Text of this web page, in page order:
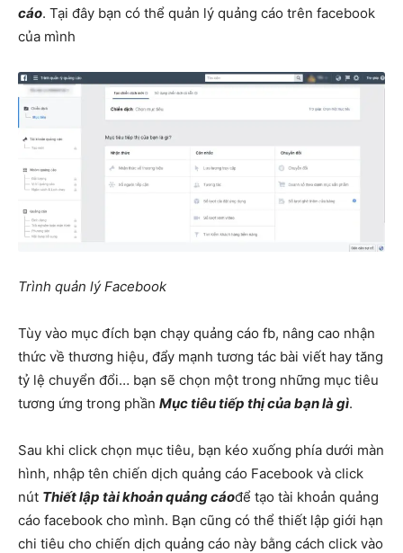
cáo. Tại đây bạn có thể quản lý quảng cáo trên facebook
của mình
Trình quản lý Facebook
Tùy vào mục đích bạn chạy quảng cáo fb, nâng cao nhận
thức về thương hiệu, đẩy mạnh tương tác bài viết hay tăng
tỷ lệ chuyển đổi… bạn sẽ chọn một trong những mục tiêu
tương ứng trong phần Mục tiêu tiếp thị của bạn là gì.
Sau khi click chọn mục tiêu, bạn kéo xuống phía dưới màn
hình, nhập tên chiến dịch quảng cáo Facebook và click
nút Thiết lập tài khoản quảng cáođể tạo tài khoản quảng
cáo facebook cho mình. Bạn cũng có thể thiết lập giới hạn
chi tiêu cho chiến dịch quảng cáo này bằng cách click vào